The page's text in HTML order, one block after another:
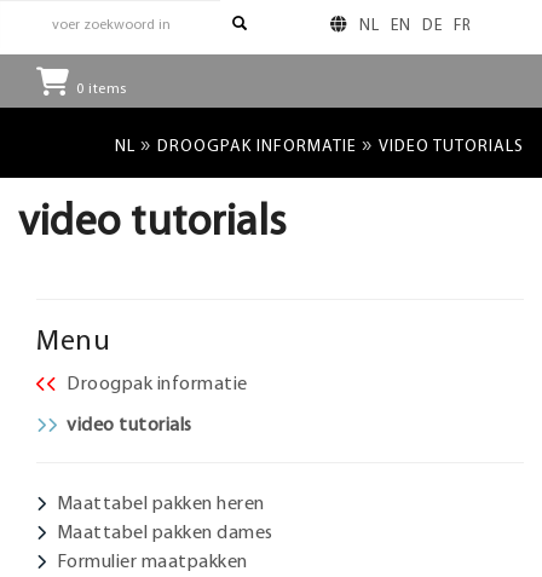
NL EN DE FR
0 items
NL » DROOGPAK INFORMATIE » VIDEO TUTORIALS
video tutorials
Menu
Droogpak informatie
video tutorials
Maattabel pakken heren
Maattabel pakken dames
Formulier maatpakken